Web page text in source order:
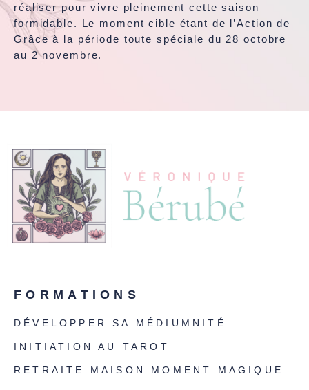
réaliser pour vivre pleinement cette saison
formidable. Le moment cible étant de l’Action de
Grâce à la période toute spéciale du 28 octobre
au 2 novembre.
FORMATIONS
DÉVELOPPER SA MÉDIUMNITÉ
INITIATION AU TAROT
RETRAITE MAISON MOMENT MAGIQUE